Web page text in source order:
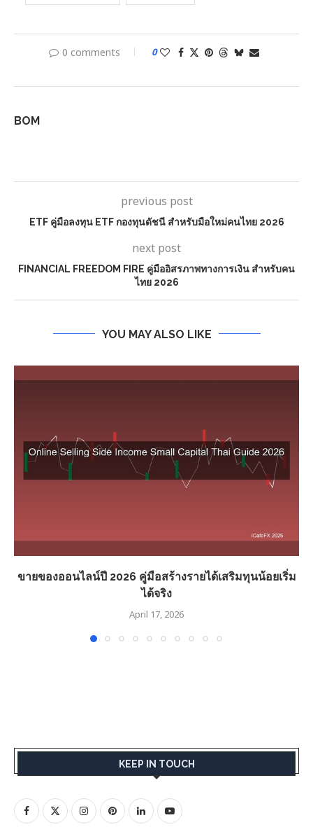
0 comments 0
BOM
previous post
ETF คู่มือลงทุน ETF กองทุนดัชนี สำหรับมือใหม่คนไทย 2026
next post
FINANCIAL FREEDOM FIRE คู่มืออิสรภาพทางการเงิน สำหรับคน
ไทย 2026
YOU MAY ALSO LIKE
ขายของออนไลน์ปี 2026 คู่มือสร้างรายได้เสริมทุนน้อยเริ่ม
ได้จริง
April 17, 2026
KEEP IN TOUCH